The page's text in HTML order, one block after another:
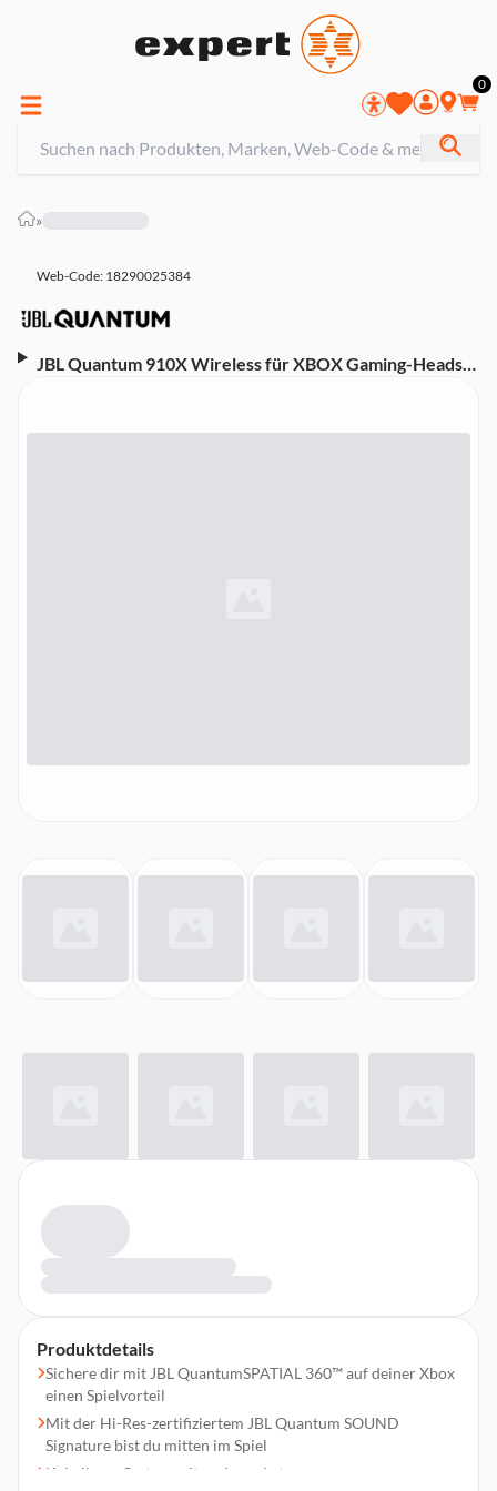
0
»
Web-Code: 18290025384
JBL Quantum 910X Wireless für XBOX Gaming-Headset
Produktdetails
Sichere dir mit JBL QuantumSPATIAL 360™ auf deiner Xbox
einen Spielvorteil
Mit der Hi-Res-zertifiziertem JBL Quantum SOUND
Signature bist du mitten im Spiel
Kabelloses System mit geringer Latenz